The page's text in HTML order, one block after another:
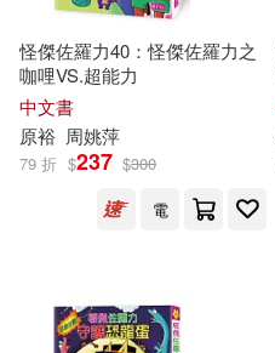
怪傑佐羅力40：怪傑佐羅力之
咖哩VS.超能力
中文書
原裕 周姚萍
79 折 $237 $300
電